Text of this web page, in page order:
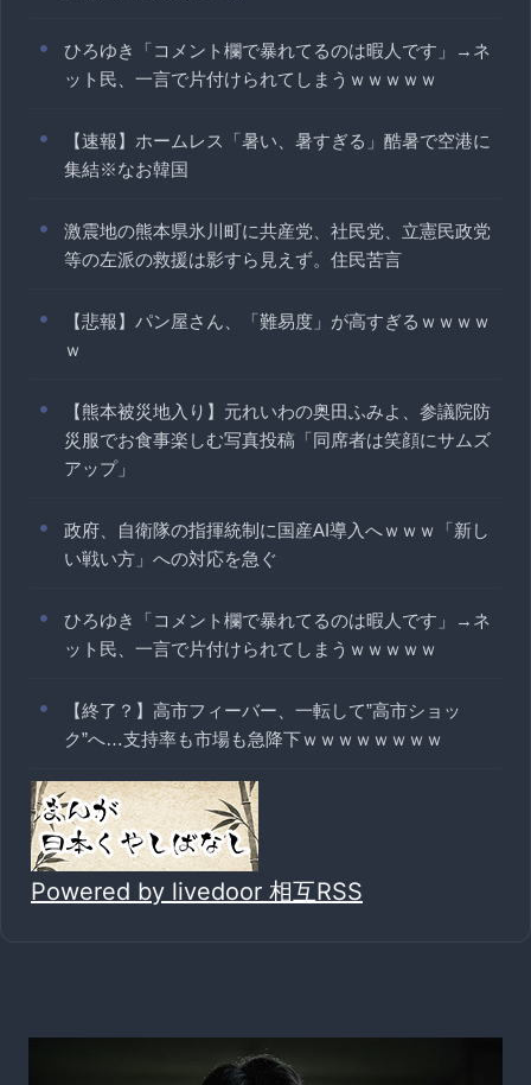
ひろゆき「コメント欄で暴れてるのは暇人です」→ネ
ット民、一言で片付けられてしまうｗｗｗｗｗ
【速報】ホームレス「暑い、暑すぎる」酷暑で空港に
集結※なお韓国
激震地の熊本県氷川町に共産党、社民党、立憲民政党
等の左派の救援は影すら見えず。住民苦言
【悲報】パン屋さん、「難易度」が高すぎるｗｗｗｗ
ｗ
【熊本被災地入り】元れいわの奥田ふみよ、参議院防
災服でお食事楽しむ写真投稿「同席者は笑顔にサムズ
アップ」
政府、自衛隊の指揮統制に国産AI導入へｗｗｗ「新し
い戦い方」への対応を急ぐ
ひろゆき「コメント欄で暴れてるのは暇人です」→ネ
ット民、一言で片付けられてしまうｗｗｗｗｗ
【終了？】高市フィーバー、一転して”高市ショッ
ク”へ…支持率も市場も急降下ｗｗｗｗｗｗｗｗ
Powered by livedoor 相互RSS